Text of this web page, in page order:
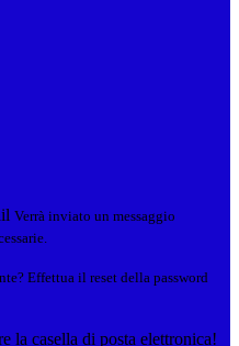
Verrà inviato un messaggio
Effettua il reset della password
la casella di posta elettronica!